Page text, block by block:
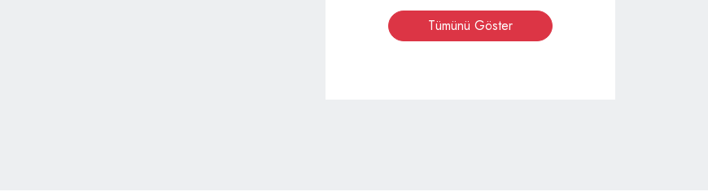
Tümünü Göster